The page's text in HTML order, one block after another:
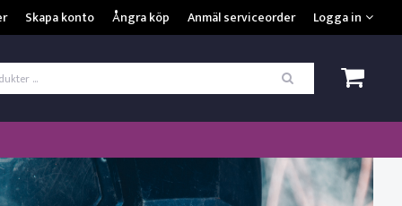
Skapa konto Ångra köp Anmäl serviceorder Logga in
in
*
Kom ihåg mig